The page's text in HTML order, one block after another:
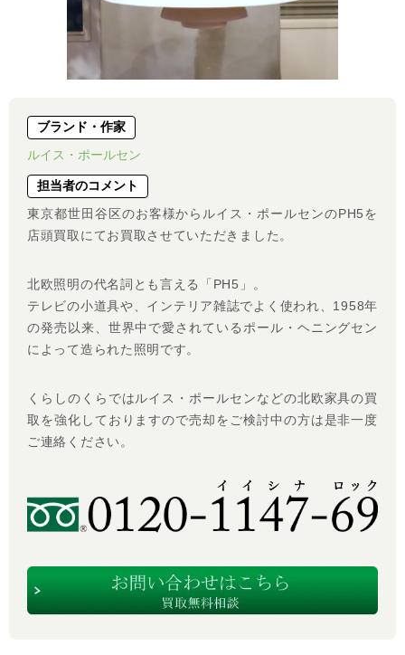
ブランド・作家
ルイス・ポールセン
担当者のコメント
東京都世田谷区のお客様からルイス・ポールセンのPH5を
店頭買取にてお買取させていただきました。
北欧照明の代名詞とも言える「PH5」。
テレビの小道具や、インテリア雑誌でよく使われ、1958年
の発売以来、世界中で愛されているポール・ヘニングセン
によって造られた照明です。
くらしのくらではルイス・ポールセンなどの北欧家具の買
取を強化しておりますので売却をご検討中の方は是非一度
ご連絡ください。